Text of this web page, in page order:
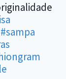
#sampa